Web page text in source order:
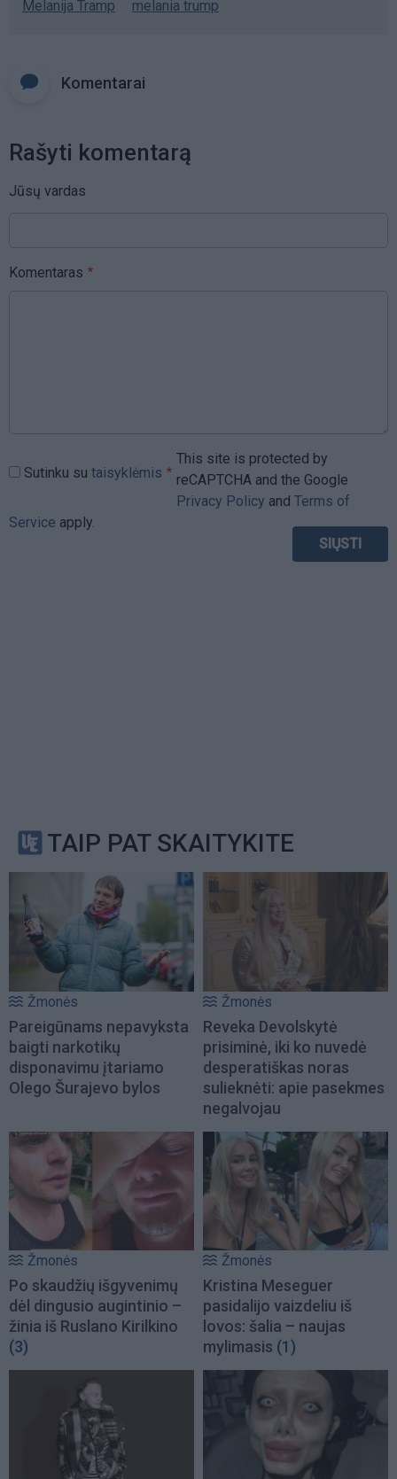
Melanija Tramp melania trump
Komentarai
Rašyti komentarą
Jūsų vardas
Komentaras
Sutinku su taisyklėmis
This site is protected by
reCAPTCHA and the Google
Privacy Policy and Terms of
Service apply.
TAIP PAT SKAITYKITE
Žmonės
Pareigūnams nepavyksta
baigti narkotikų
disponavimu įtariamo
Olego Šurajevo bylos
Žmonės
Reveka Devolskytė
prisiminė, iki ko nuvedė
desperatiškas noras
sulieknėti: apie pasekmes
negalvojau
Žmonės
Po skaudžių išgyvenimų
dėl dingusio augintinio –
žinia iš Ruslano Kirilkino
(3)
Žmonės
Kristina Meseguer
pasidalijo vaizdeliu iš
lovos: šalia – naujas
mylimasis (1)